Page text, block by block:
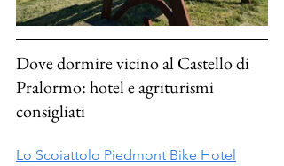
Dove dormire vicino al Castello di
Pralormo: hotel e agriturismi
consigliati
Lo Scoiattolo Piedmont Bike Hotel